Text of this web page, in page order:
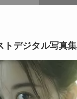
トデジタル写真